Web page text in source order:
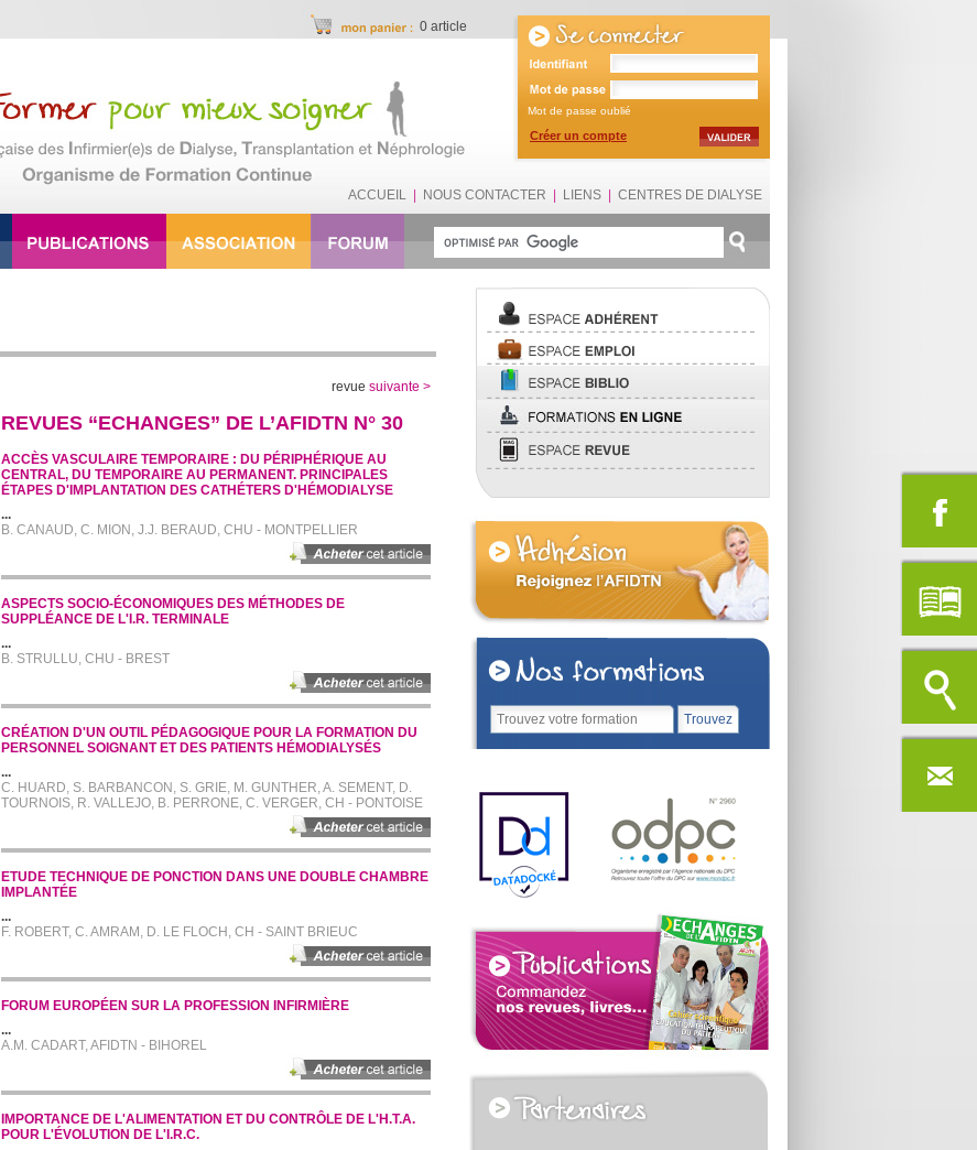
0 article
Mot de passe oublié
Créer un compte
ACCUEIL NOUS CONTACTER LIENS CENTRES DE DIALYSE
revue suivante >
REVUES “ECHANGES” DE L’AFIDTN N° 30
ACCÈS VASCULAIRE TEMPORAIRE : DU PÉRIPHÉRIQUE AU
CENTRAL, DU TEMPORAIRE AU PERMANENT. PRINCIPALES
ÉTAPES D'IMPLANTATION DES CATHÉTERS D'HÉMODIALYSE
...
B. CANAUD, C. MION, J.J. BERAUD, CHU - MONTPELLIER
ASPECTS SOCIO-ÉCONOMIQUES DES MÉTHODES DE
SUPPLÉANCE DE L'I.R. TERMINALE
...
B. STRULLU, CHU - BREST
CRÉATION D'UN OUTIL PÉDAGOGIQUE POUR LA FORMATION DU
PERSONNEL SOIGNANT ET DES PATIENTS HÉMODIALYSÉS
...
C. HUARD, S. BARBANCON, S. GRIE, M. GUNTHER, A. SEMENT, D.
TOURNOIS, R. VALLEJO, B. PERRONE, C. VERGER, CH - PONTOISE
ETUDE TECHNIQUE DE PONCTION DANS UNE DOUBLE CHAMBRE
IMPLANTÉE
...
F. ROBERT, C. AMRAM, D. LE FLOCH, CH - SAINT BRIEUC
FORUM EUROPÉEN SUR LA PROFESSION INFIRMIÈRE
...
A.M. CADART, AFIDTN - BIHOREL
IMPORTANCE DE L'ALIMENTATION ET DU CONTRÔLE DE L'H.T.A.
POUR L'ÉVOLUTION DE L'I.R.C.